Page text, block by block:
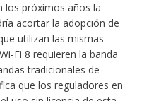
los próximos años la
acortar la adopción de
utilizan las mismas
Fi 8 requieren la banda
tradicionales de
que los reguladores en